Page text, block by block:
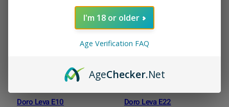
Doro Leva E10 Doro Leva E22
I'm 18 or older
Age Verification FAQ
AgeChecker.Net